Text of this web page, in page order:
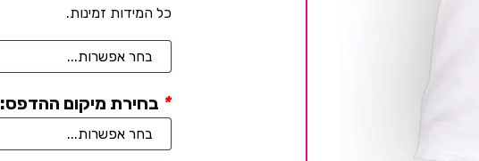
כל המידות זמינות.
בחירת מיקום ההדפס: *